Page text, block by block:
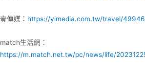
壹傳媒： https://yimedia.com.tw/travel/
match生活網：
https://m.match.net.tw/pc/news/life/